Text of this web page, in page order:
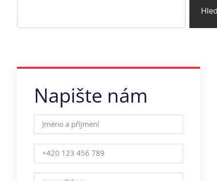
Napište nám